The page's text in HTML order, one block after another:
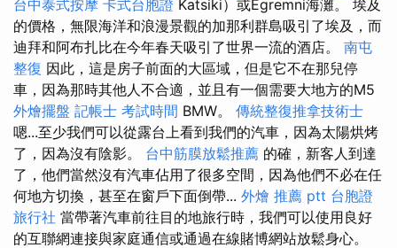
台中泰式按摩 卡式台胞證 Katsiki）或Egremni海灘。 埃及
的價格，無限海洋和浪漫景觀的加那利群島吸引了埃及，而
迪拜和阿布扎比在今年春天吸引了世界一流的酒店。 南屯
整復 因此，這是房子前面的大區域，但是它不在那兒停
車，因為那時其他人不合適，並且有一個需要大地方的M5
外燴擺盤 記帳士 考試時間 BMW。 傳統整復推拿技術士
嗯...至少我們可以從露台上看到我們的汽車，因為太陽烘烤
了，因為沒有陰影。 台中筋膜放鬆推薦 的確，新客人到達
了，他們當然沒有汽車佔用了很多空間，因為他們不必在任
何地方切換，甚至在窗戶下面倒帶... 外燴 推薦 ptt 台胞證
旅行社 當帶著汽車前往目的地旅行時，我們可以使用良好
的互聯網連接與家庭通信或通過在線賭博網站放鬆身心。